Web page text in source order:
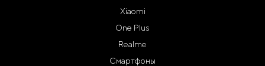
Xiaomi
One Plus
Realme
Смартфоны